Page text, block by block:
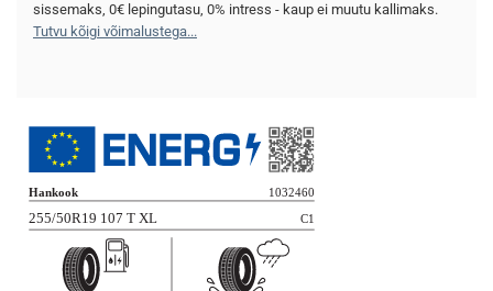
sissemaks, 0€ lepingutasu, 0% intress - kaup ei muutu kallimaks.
Tutvu kõigi võimalustega...